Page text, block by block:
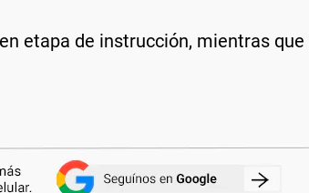
etapa de instrucción, mientras